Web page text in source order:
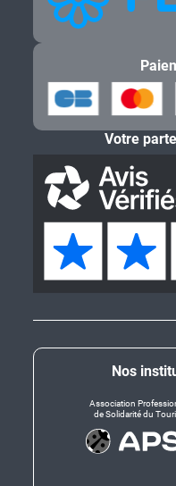
Nos
Association
de Solidarité du
Votre